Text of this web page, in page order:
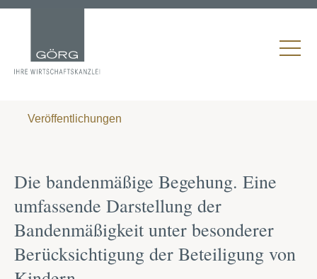
Veröffentlichungen
Die bandenmäßige Begehung. Eine
umfassende Darstellung der
Bandenmäßigkeit unter besonderer
Berücksichtigung der Beteiligung von